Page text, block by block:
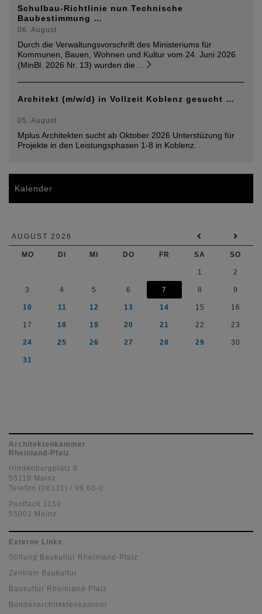
Schulbau-Richtlinie nun Technische
Baubestimmung …
06. August
Durch die Verwaltungsvorschrift des Ministeriums für
Kommunen, Bauen, Wohnen und Kultur vom 24. Juni 2026
(MinBl. 2026 Nr. 13) wurden die
Architekt (m/w/d) in Vollzeit Koblenz gesucht …
05. August
Mplus Architekten sucht ab Oktober 2026 Unterstüzung für
Projekte in den Leistungsphasen 1-8 in Koblenz.
Kalender
AUGUST 2026
MO DI MI DO FR SA SO
1 2
3 4 5 6 7 8 9
10 11 12 13 14 15 16
17 18 19 20 21 22 23
24 25 26 27 28 29 30
31
Architektenkammer
Rheinland-Pfalz
Hindenburgplatz 6
55118 Mainz
Telefon (06131) / 99 60-0
Postfach 1150
55001 Mainz
Externe Links
Stiftung Baukultur Rheinland-Pfalz
Zentrum Baukultur
Baukultur Rheinland-Pfalz
Bundesarchitektenkammer